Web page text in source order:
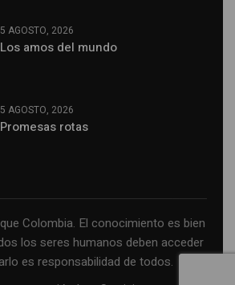
5 AGOSTO, 2026
Los amos del mundo
5 AGOSTO, 2026
Promesas rotas
Colombia. El conocimiento es bien
los seres humanos deben acceder
es responsabilidad de todos.